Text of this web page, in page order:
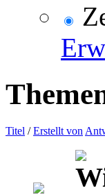
Titel /Erstellt von